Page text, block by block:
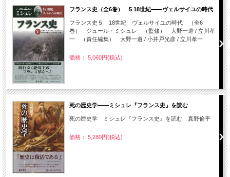
フランス史（全6巻） 5 18世紀――ヴェルサイユの時代
フランス史５ 18世紀 ヴェルサイユの時代 （全6
巻） ジュール・ミシュレ （監修） 大野一道 / 立川孝
一 （責任編集） 大野一道 / 小井戸光彦 / 立川孝一
価格： 5,060円(税込)
死の歴史学――ミシュレ『フランス史』を読む
死の歴史学 ミシュレ『フランス史』を読む 真野倫平
価格： 5,280円(税込)